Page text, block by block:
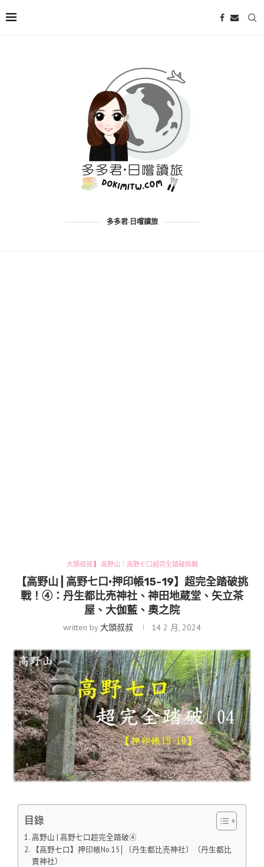
多多君·日嚐讀旅
大頭叔叔 ▎高野山｜高野七口超完全踏破挑戰
【高野山 | 高野七口•押印帳15-19】超完全踏破挑
戰！④：丹生都比売神社、神田地蔵堂、矢立茶
屋、大伽藍、奧之院
written by大頭叔叔 14 2 月, 2024
目錄
高野山 | 高野七口超完全踏破④
【高野七口】押印帳No.15│〔丹生都比売神社〕（丹生都比
賣神社）